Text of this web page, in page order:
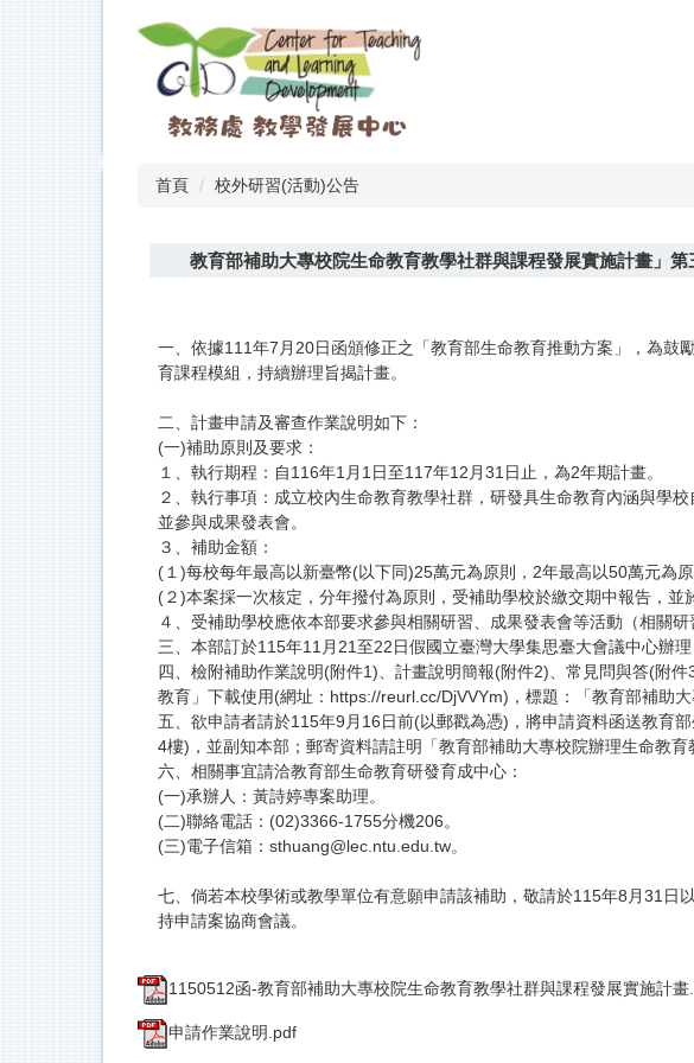
首頁
校外研習(活動)公告
教育部補助大專校院生命教育教學社群與課程發展實施計畫」
一、依據111年7月20日函頒修正之「教育部生命教育推動方案」，為鼓
育課程模組，持續辦理旨揭計畫。
二、計畫申請及審查作業說明如下：
(一)補助原則及要求：
１、執行期程：自116年1月1日至117年12月31日止，為2年期計畫。
２、執行事項：成立校內生命教育教學社群，研發具生命教育內涵與學
並參與成果發表會。
３、補助金額：
(１)每校每年最高以新臺幣(以下同)25萬元為原則，2年最高以50萬元為原
(２)本案採一次核定，分年撥付為原則，受補助學校於繳交期中報告，並
４、受補助學校應依本部要求參與相關研習、成果發表會等活動（相關研
三、本部訂於115年11月21至22日假國立臺灣大學集思臺大會議中心辦
四、檢附補助作業說明(附件1)、計畫說明簡報(附件2)、常見問與答(附
教育」下載使用(網址：https://reurl.cc/DjVVYm)，標題：「教育部補助
五、欲申請者請於115年9月16日前(以郵戳為憑)，將申請資料函送教育
4樓)，並副知本部；郵寄資料請註明「教育部補助大專校院辦理生命教
六、相關事宜請洽教育部生命教育研發育成中心：
(一)承辦人：黃詩婷專案助理。
(二)聯絡電話：(02)3366-1755分機206。
(三)電子信箱：sthuang@lec.ntu.edu.tw。
七、倘若本校學術或教學單位有意願申請該補助，敬請於115年8月31
持申請案協商會議。
1150512函-教育部補助大專校院生命教育教學社群與課程發展實施計畫
申請作業說明.pdf